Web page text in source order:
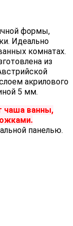
формы,
Идеально
комнатах.
из
акрилового
5 мм.
чаша ванны,
панелью.